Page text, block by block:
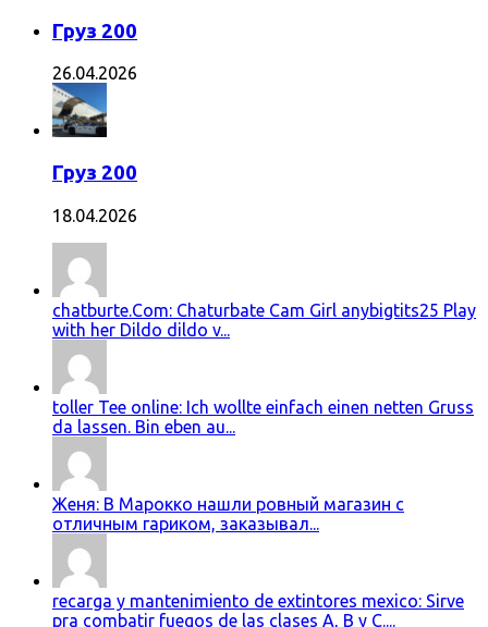
Груз 200
26.04.2026
Груз 200
18.04.2026
chatburte.Com: Chaturbate Cam Girl anybigtits25 Play
with her Dildo dildo v...
toller Tee online: Ich wollte einfach einen netten Gruss
da lassen. Bin eben au...
Женя: В Марокко нашли ровный магазин с
отличным гариком, заказывал...
recarga y mantenimiento de extintores mexico: Sirve
pra combatir fuegos de las clases A, B y C....